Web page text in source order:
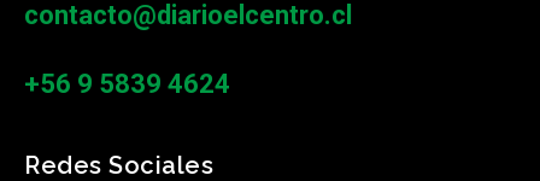
contacto@diarioelcentro.cl
+56 9 5839 4624
Redes Sociales